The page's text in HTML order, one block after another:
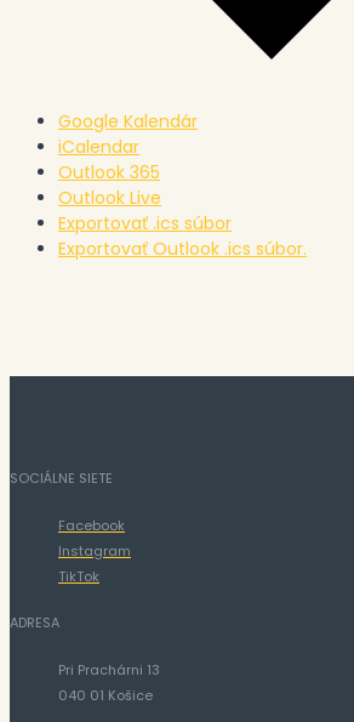
Google Kalendár
iCalendar
Outlook 365
Outlook Live
Exportovať .ics súbor
Exportovať Outlook .ics súbor.
SOCIÁLNE SIETE
Facebook
Instagram
TikTok
ADRESA
Pri Prachárni 13
040 01 Košice